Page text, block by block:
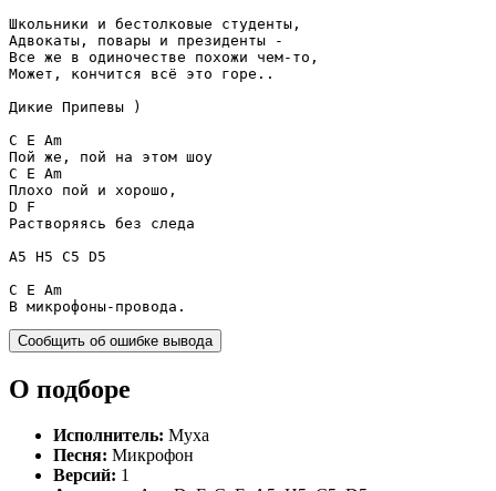
Школьники и бестолковые студенты,
Адвокаты, повары и президенты -
Все же в одиночестве похожи чем-то,
Может, кончится всё это горе..
Дикие Припевы )
C
E Am
C
E Am
D
F
Растворяясь без следа
A5 H5 C5 D5
C
E Am
В микрофоны-провода.
Сообщить об ошибке вывода
О подборе
Исполнитель: Муха
Песня: Микрофон
Версий: 1